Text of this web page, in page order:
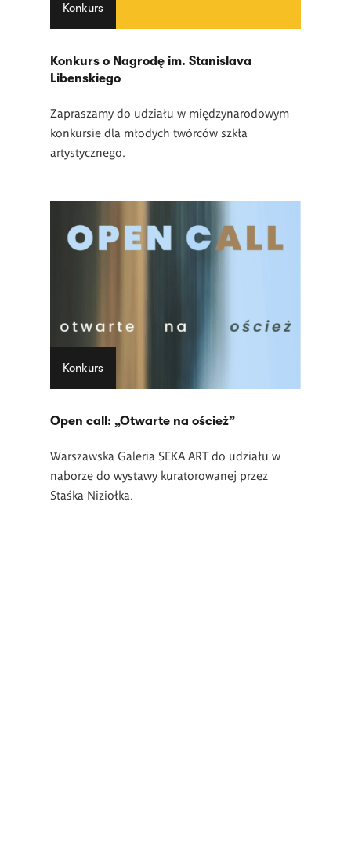
Konkurs
Konkurs o Nagrodę im. Stanislava
Libenskiego
Zapraszamy do udziału w międzynarodowym
konkursie dla młodych twórców szkła
artystycznego.
Konkurs
Open call: „Otwarte na oścież”
Warszawska Galeria SEKA ART do udziału w
naborze do wystawy kuratorowanej przez
Staśka Niziołka.